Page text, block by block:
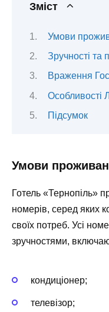
Зміст
Умови
Зручності та
Враження
Особливості
Підсумок
Умови
Готель «Тернопіль»
номерів, серед яких
своїх потреб. Усі
зручностями,
кондиціонер;
телевізор;